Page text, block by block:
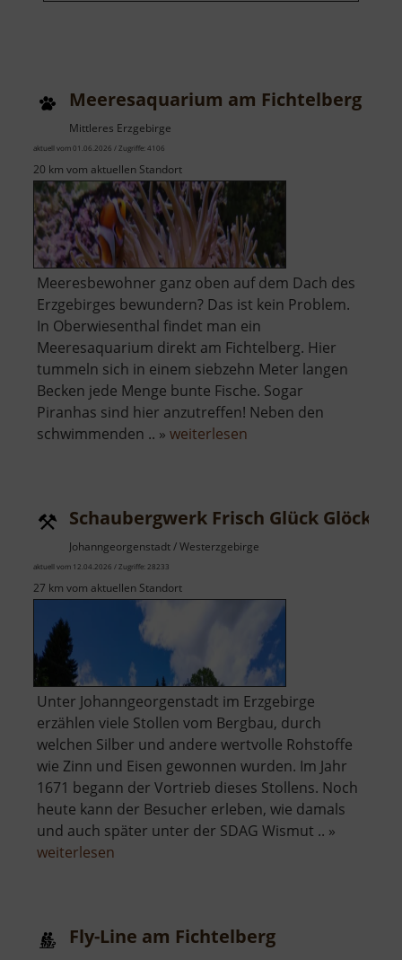
Meeresaquarium am Fichtelberg
Mittleres Erzgebirge
aktuell vom 01.06.2026 / Zugriffe: 4106
20 km vom aktuellen Standort
Meeresbewohner ganz oben auf dem Dach des
Erzgebirges bewundern? Das ist kein Problem.
In Oberwiesenthal findet man ein
Meeresaquarium direkt am Fichtelberg. Hier
tummeln sich in einem siebzehn Meter langen
Becken jede Menge bunte Fische. Sogar
Piranhas sind hier anzutreffen! Neben den
schwimmenden .. » weiterlesen
Schaubergwerk Frisch Glück Glöckl
Johanngeorgenstadt / Westerzgebirge
aktuell vom 12.04.2026 / Zugriffe: 28233
27 km vom aktuellen Standort
Unter Johanngeorgenstadt im Erzgebirge
erzählen viele Stollen vom Bergbau, durch
welchen Silber und andere wertvolle Rohstoffe
wie Zinn und Eisen gewonnen wurden. Im Jahr
1671 begann der Vortrieb dieses Stollens. Noch
heute kann der Besucher erleben, wie damals
und auch später unter der SDAG Wismut .. »
weiterlesen
Glöckl
Fly-Line am Fichtelberg